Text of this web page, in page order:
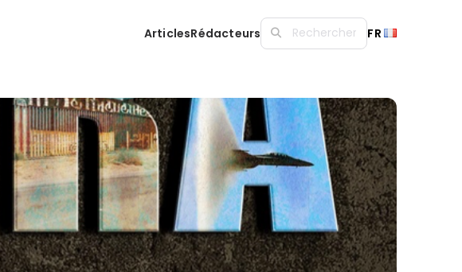
ArticlesRédacteurs FR